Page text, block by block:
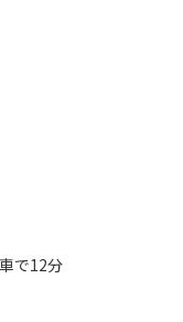
で12分